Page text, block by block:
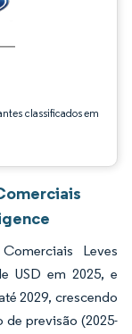
classificados em
Leves
USD em 2025, e
2029, crescendo
de previsão (2025-